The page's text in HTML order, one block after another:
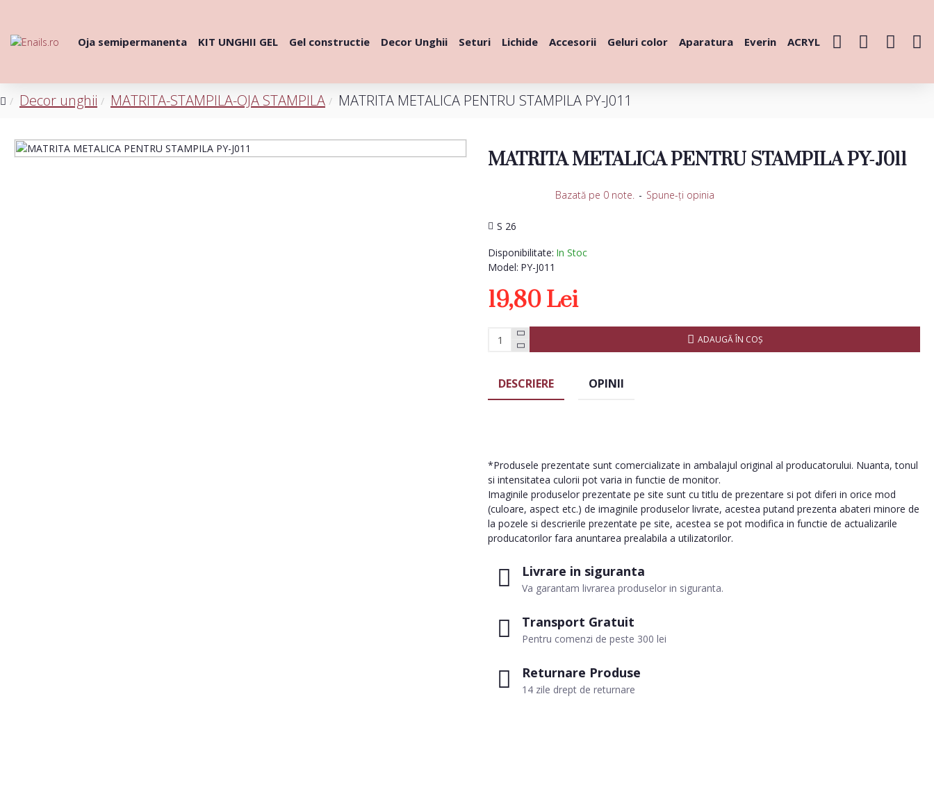
Oja semipermanenta KIT UNGHII GEL Gel constructie Decor Unghii Seturi Lichide Accesorii Geluri color Aparatura Everin ACRYL
Decor unghii MATRITA-STAMPILA-OJA STAMPILA MATRITA METALICA PENTRU STAMPILA PY-J011
MATRITA METALICA PENTRU STAMPILA PY-J011
Disponibilitate: In Stoc
Model: PY-J011
S 26
Bazată pe 0 note. - Spune-ţi opinia
19,80 Lei
ADAUGĂ ÎN COŞ
Livrare in siguranta
Va garantam livrarea produselor in siguranta.
Transport Gratuit
Pentru comenzi de peste 300 lei
Returnare Produse
14 zile drept de returnare
DESCRIERE OPINII
*Produsele prezentate sunt comercializate in ambalajul original al producatorului. Nuanta, tonul
si intensitatea culorii pot varia in functie de monitor.
Imaginile produselor prezentate pe site sunt cu titlu de prezentare si pot diferi in orice mod
(culoare, aspect etc.) de imaginile produselor livrate, acestea putand prezenta abateri minore de
la pozele si descrierile prezentate pe site, acestea se pot modifica in functie de actualizarile
producatorilor fara anuntarea prealabila a utilizatorilor.